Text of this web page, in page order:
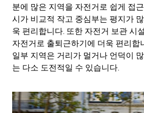
분에 많은 지역을 자전거로 쉽게 접
시가 비교적 작고 중심부는 평지가
욱 편리합니다. 또한 자전거 보관 시
자전거로 출퇴근하기에 더욱 편리합
일부 지역은 거리가 멀거나 언덕이
는 다소 도전적일 수 있습니다.